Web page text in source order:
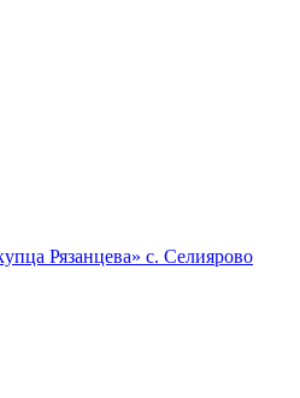
Рязанцева» с. Селиярово